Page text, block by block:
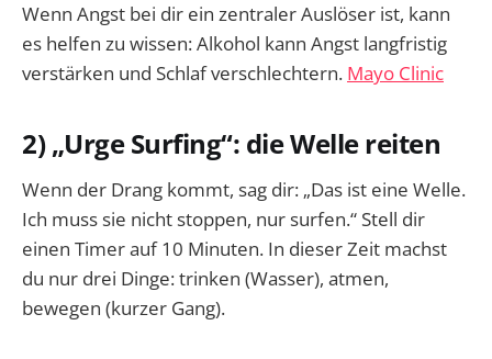
Wenn Angst bei dir ein zentraler Auslöser ist, kann
es helfen zu wissen: Alkohol kann Angst langfristig
verstärken und Schlaf verschlechtern. Mayo Clinic
2) „Urge Surfing“: die Welle reiten
Wenn der Drang kommt, sag dir: „Das ist eine Welle.
Ich muss sie nicht stoppen, nur surfen.“ Stell dir
einen Timer auf 10 Minuten. In dieser Zeit machst
du nur drei Dinge: trinken (Wasser), atmen,
bewegen (kurzer Gang).